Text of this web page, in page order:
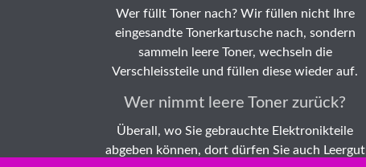
Wer füllt Toner nach? Wir füllen nicht Ihre
eingesandte Tonerkartusche nach, sondern
sammeln leere Toner, wechseln die
Verschleissteile und füllen diese wieder auf.
Wer nimmt leere Toner zurück?
Überall, wo Sie gebrauchte Elektronikteile
abgeben können, dort dürfen Sie auch Leergut